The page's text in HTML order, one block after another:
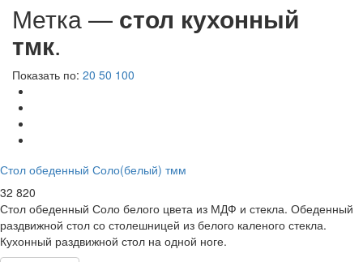
Метка — стол кухонный
тмк.
Показать по: 20 50 100
Стол обеденный Соло(белый) тмм
32 820
Стол обеденный Соло белого цвета из МДФ и стекла. Обеденный
раздвижной стол со столешницей из белого каленого стекла.
Кухонный раздвижной стол на одной ноге.